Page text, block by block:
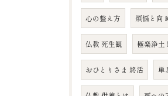
心の整え方 煩悩と向
仏教 死生観 極楽浄土
おひとりさま 終活 単